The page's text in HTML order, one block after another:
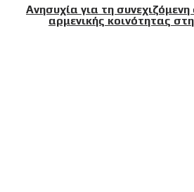
Ανησυχία για τη
αρμενικής κοινότητας